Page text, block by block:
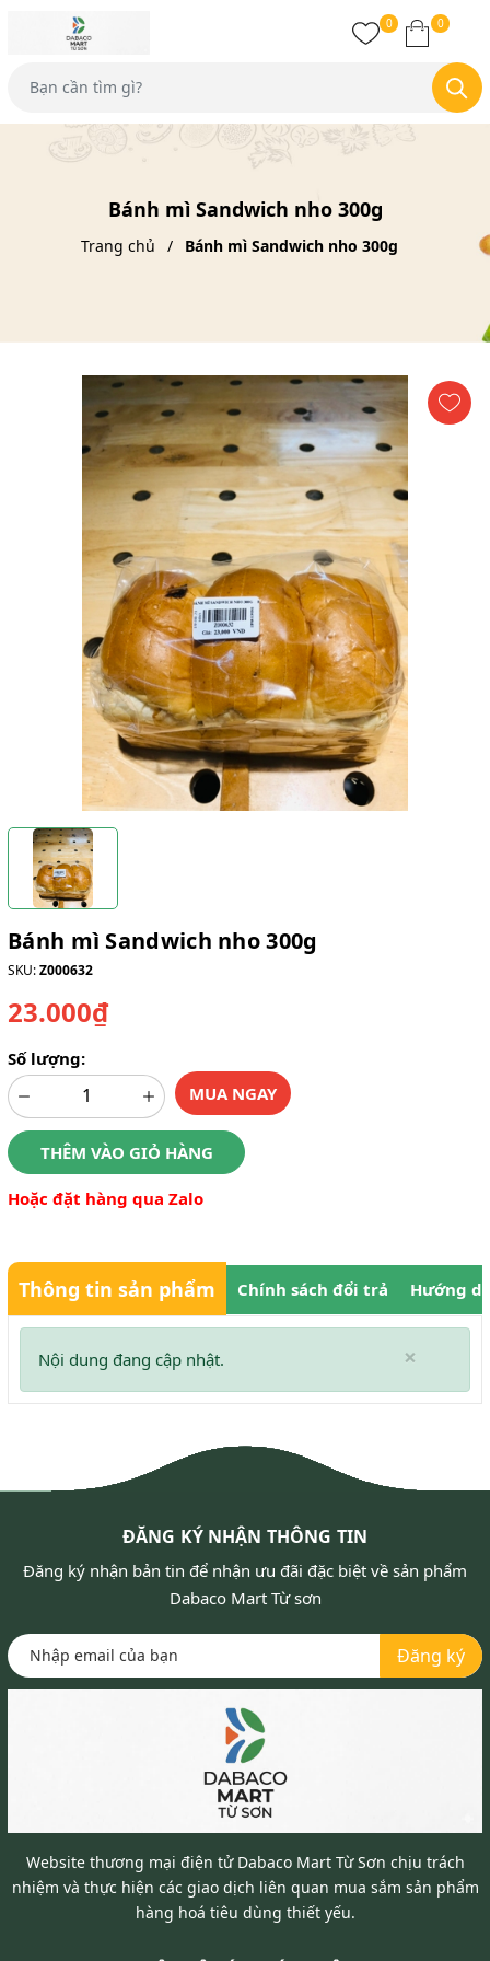
0 0
Bánh mì Sandwich nho 300g
Trang chủ Bánh mì Sandwich nho 300g
Bánh mì Sandwich nho 300g
SKU:Z000632
23.000₫
Số lượng:
MUA NGAY
THÊM VÀO GIỎ HÀNG
Hoặc đặt hàng qua Zalo
Thông tin sản phẩm Chính sách đổi trả Hướng
×
Nội dung đang cập nhật.
ĐĂNG KÝ NHẬN THÔNG TIN
Đăng ký nhận bản tin để nhận ưu đãi đặc biệt về sản phẩm
Dabaco Mart Từ sơn
Đăng ký
Website thương mại điện tử Dabaco Mart Từ Sơn chịu trách
nhiệm và thực hiện các giao dịch liên quan mua sắm sản phẩm
hàng hoá tiêu dùng thiết yếu.